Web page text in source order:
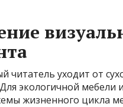
читатель уходит от
экологичной мебели
жизненного цикла